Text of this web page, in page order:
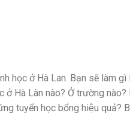
học ở Hà Lan. Bạn sẽ làm
ở Hà Làn nào? Ở trường
tuyển học bổng hiệu quả?